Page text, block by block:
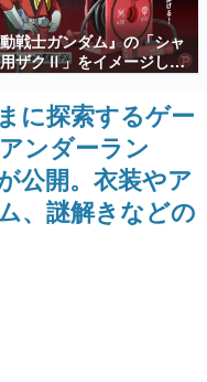
ジビュー数万以上！ などな
ファミ渾身の“殿堂入り”記
に製作時のエピソードをお
ム）とは何か？を探ってい
『赫本』は、〈試験問題〉
す。
戦士ガンダム』の「シャ
ザクⅡ」をイメージした
ースリールが予約開始。
にはシャアのパーソナルマ
ジオン公国軍のエンブレ
式番号などを配置
に探索するゲー
ンダーラン
公開。衣装やア
、謎解きなどの